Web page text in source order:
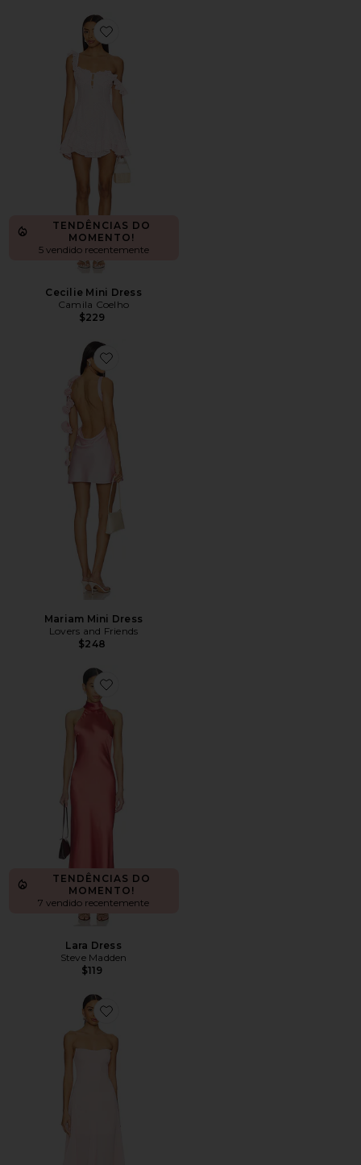
Favorite Cecilie Mini Dress
TENDÊNCIAS DO
MOMENTO!
5 vendido recentemente
Cecilie Mini Dress
Camila Coelho
$229
Favorite Mariam Mini Dress
Mariam Mini Dress
Lovers and Friends
$248
Favorite Lara Dress
TENDÊNCIAS DO
MOMENTO!
7 vendido recentemente
Lara Dress
Steve Madden
$119
Favorite Monterey Dress